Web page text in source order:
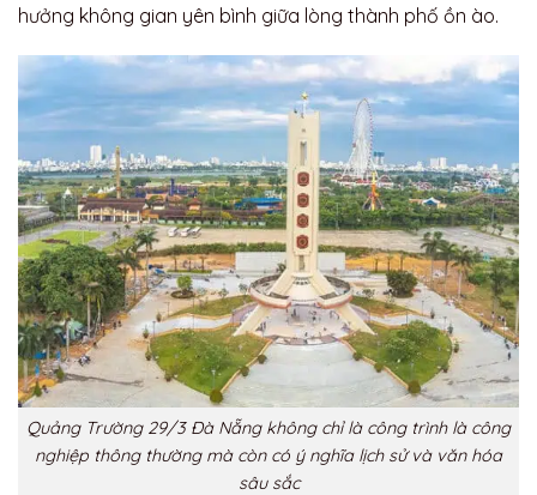
hưởng không gian yên bình giữa lòng thành phố ồn ào.
Quảng Trường 29/3 Đà Nẵng không chỉ là công trình là công
nghiệp thông thường mà còn có ý nghĩa lịch sử và văn hóa
sâu sắc